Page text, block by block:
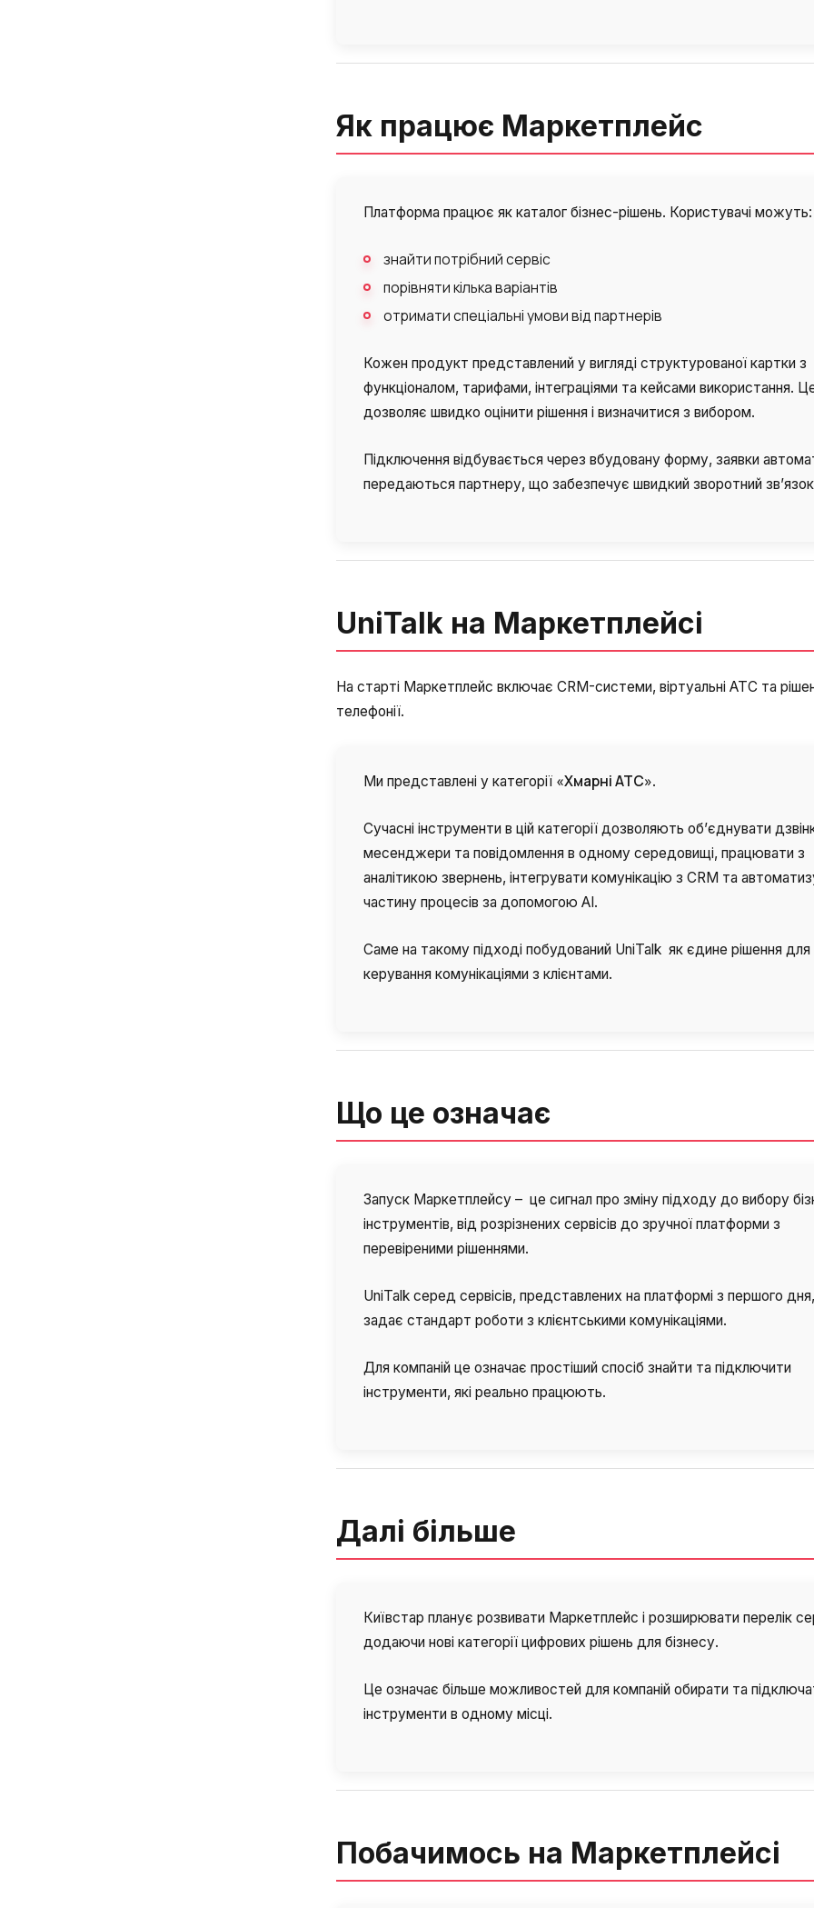
Як працює Маркетплейс
Платформа працює як каталог бізнес-рішень. Користувачі можуть:
знайти потрібний сервіс
порівняти кілька варіантів
отримати спеціальні умови від партнерів
Кожен продукт представлений у вигляді структурованої картки з
функціоналом, тарифами, інтеграціями та кейсами використання.
дозволяє швидко оцінити рішення і визначитися з вибором.
Підключення відбувається через вбудовану форму, заявки
передаються партнеру, що забезпечує швидкий зворотний
UniTalk на Маркетплейсі
На старті Маркетплейс включає CRM-системи, віртуальні АТС та
телефонії.
Ми представлені у категорії «Хмарні АТС».
Сучасні інструменти в цій категорії дозволяють об’єднувати
месенджери та повідомлення в одному середовищі, працювати з
аналітикою звернень, інтегрувати комунікацію з CRM та
частину процесів за допомогою AI.
Саме на такому підході побудований UniTalk як єдине рішення для
керування комунікаціями з клієнтами.
Що це означає
Запуск Маркетплейсу – це сигнал про зміну підходу до вибору
інструментів, від розрізнених сервісів до зручної платформи з
перевіреними рішеннями.
UniTalk серед сервісів, представлених на платформі з першого дня,
задає стандарт роботи з клієнтськими комунікаціями.
Для компаній це означає простіший спосіб знайти та підключити
інструменти, які реально працюють.
Далі більше
Київстар планує розвивати Маркетплейс і розширювати перелік
додаючи нові категорії цифрових рішень для бізнесу.
Це означає більше можливостей для компаній обирати та
інструменти в одному місці.
Побачимось на Маркетплейсі
Написати партнеру
Номер телефону
Замовити дзвінок
Ваше ім'я
Ваш номер телефону
Замовити інтеграцію
Ваше ім'я
Ваш номер телефону
Замовити Тест Драйв
Ваше ім'я
Ваш номер телефону
Потрібна
з вибором?
Безкоштовна консультація
Номер для контакту
+1